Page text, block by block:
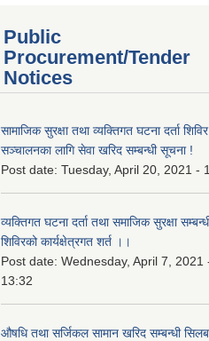
Public
Procurement/Tender
Notices
सामाजिक सुरक्षा तथा व्यक्तिगत घटना दर्ता शिविर
सञ्चालनका लागि सेवा खरिद सम्बन्धी सूचना !
Post date: Tuesday, April 20, 2021 -
व्यक्तिगत घटना दर्ता तथा समाजिक सुरक्षा
शिविरको कार्यक्षेत्रगत शर्त ।।
Post date: Wednesday, April 7, 2021
13:32
औषधि तथा सर्जिकल सामान खरिद सम्बन्धी